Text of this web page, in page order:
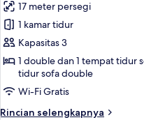
untuk
Kamar
Standar,
pemandangan
kebun
17 meter persegi
1 kamar tidur
Kapasitas 3
1 double dan 1 tempat tidur
tidur sofa double
Wi-Fi Gratis
Rincian selengkapnya
Rincian